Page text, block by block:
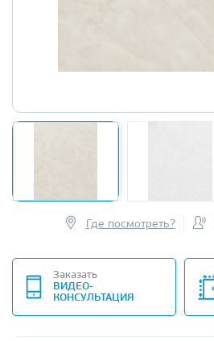
Где посмотреть?
Заказать
ВИДЕО-
КОНСУЛЬТАЦИЯ